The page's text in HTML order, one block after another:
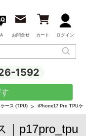
お問合せ カート ログイン
1592
ース (TPU) iPhone17 Pro TPUケ
｜p17pro_tpu